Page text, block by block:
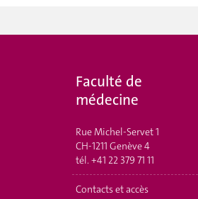
Faculté de
médecine
Rue Michel-Servet 1
CH-1211 Genève 4
tél. +41 22 379 71 11
Contacts et accès